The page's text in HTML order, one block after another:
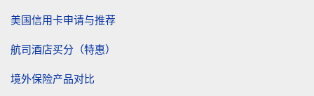
美国信用卡申请与推荐
航司酒店买分（特惠）
境外保险产品对比